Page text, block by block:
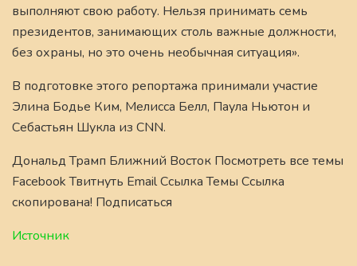
выполняют свою работу. Нельзя принимать семь
президентов, занимающих столь важные должности,
без охраны, но это очень необычная ситуация».
В подготовке этого репортажа принимали участие
Элина Бодье Ким, Мелисса Белл, Паула Ньютон и
Себастьян Шукла из CNN.
Дональд Трамп Ближний Восток Посмотреть все темы
Facebook Твитнуть Email Ссылка Темы Ссылка
скопирована! Подписаться
Источник